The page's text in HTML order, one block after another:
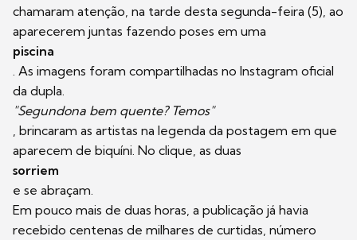
chamaram atenção, na tarde desta segunda-feira (5), ao
aparecerem juntas fazendo poses em uma
piscina
. As imagens foram compartilhadas no Instagram oficial
da dupla.
"Segundona bem quente? Temos"
, brincaram as artistas na legenda da postagem em que
aparecem de biquíni. No clique, as duas
sorriem
e se abraçam.
Em pouco mais de duas horas, a publicação já havia
recebido centenas de milhares de curtidas, número